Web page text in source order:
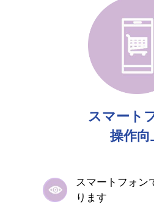
スマート
操作向
スマートフォン
ります​​